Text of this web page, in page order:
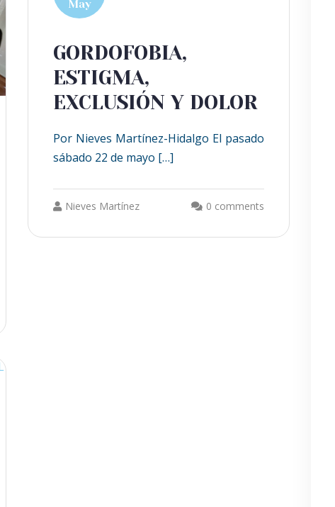
May
GORDOFOBIA,
ESTIGMA,
EXCLUSIÓN Y DOLOR
Por Nieves Martínez-Hidalgo El pasado
sábado 22 de mayo […]
Nieves Martínez 0 comments